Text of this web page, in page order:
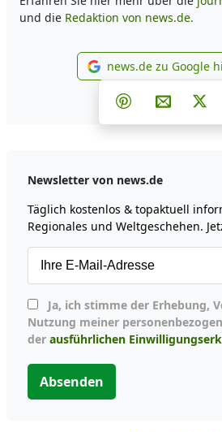
und die Redaktion von news.de.
news.de zu Google
Teilen aufTeilen
Teilen auf
Per E-
Newsletter von news.de
Täglich kostenlos & topaktuell
Regionales und Weltgeschehen.
Nutzung meiner
der ausführlichen
Absenden